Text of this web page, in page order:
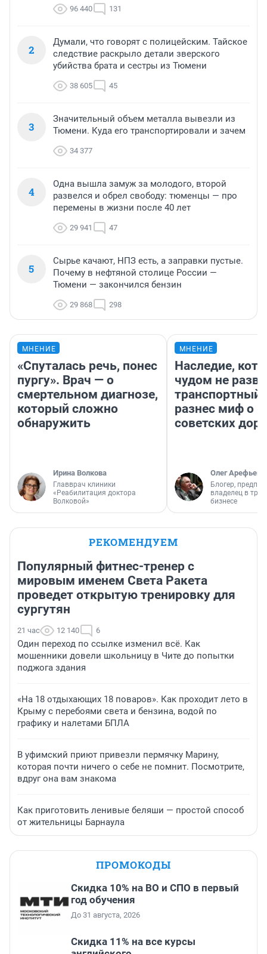
96 440 131
2
Думали, что говорят с полицейским. Тайское
следствие раскрыло детали зверского
убийства брата и сестры из Тюмени
38 605 45
3
Значительный объем металла вывезли из
Тюмени. Куда его транспортировали и зачем
34 377
4
Одна вышла замуж за молодого, второй
развелся и обрел свободу: тюменцы — про
перемены в жизни после 40 лет
29 941 47
5
Сырье качают, НПЗ есть, а заправки пустые.
Почему в нефтяной столице России —
Тюмени — закончился бензин
29 868 298
МНЕНИЕ
«Спуталась речь, понес
пургу». Врач — о
смертельном диагнозе,
который сложно
обнаружить
Ирина Волкова
Главврач клиники
«Реабилитация доктора
Волковой»
МНЕНИЕ
Наследие,
чудом не
транспортный
разнес миф о
советских
Олег Арефьев
Блогер,
владелец в
бизнесе
РЕКОМЕНДУЕМ
Популярный фитнес-тренер с
мировым именем Света Ракета
проведет открытую тренировку для
сургутян
21 час 12 140 6
Один переход по ссылке изменил всё. Как
мошенники довели школьницу в Чите до попытки
поджога здания
«На 18 отдыхающих 18 поваров». Как проходит лето в
Крыму с перебоями света и бензина, водой по
графику и налетами БПЛА
В уфимский приют привезли пермячку Марину,
которая почти ничего о себе не помнит. Посмотрите,
вдруг она вам знакома
Как приготовить ленивые беляши — простой способ
от жительницы Барнаула
ПРОМОКОДЫ
Скидка 10% на ВО и СПО в первый
год обучения
До 31 августа, 2026
Скидка 11% на все курсы